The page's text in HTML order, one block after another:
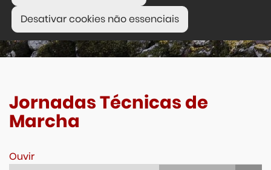
Desativar cookies não essenciais
Jornadas Técnicas de
Marcha
Ouvir